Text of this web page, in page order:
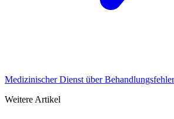
Medizinischer Dienst über
Weitere Artikel